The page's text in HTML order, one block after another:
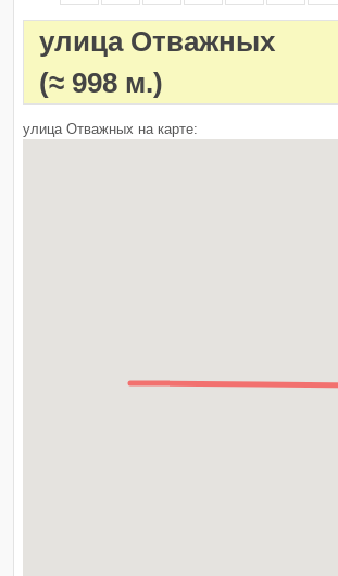
улица Отважных
(≈ 998 м.)
улица Отважных на карте: